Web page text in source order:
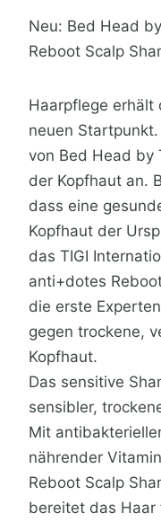
Neu: Bed Head
Reboot Scalp
Haarpflege erhält
neuen
von Bed Head by
der Kopfhaut an.
dass eine
Kopfhaut der
das TIGI
anti+dotes
die erste
gegen trockene,
Kopfhaut.
Das sensitive
sensibler,
Mit
nährender
Reboot Scalp
bereitet das Haar